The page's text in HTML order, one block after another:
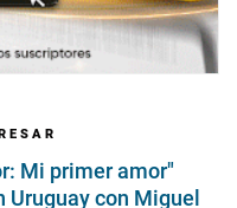
Mi primer amor"
Uruguay con Miguel